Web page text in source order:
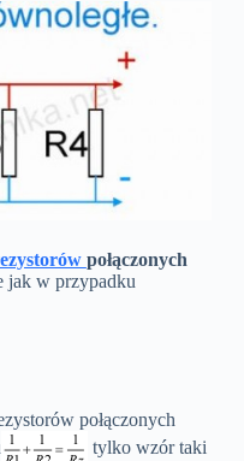
połączonych
jak w przypadku
połączonych
tylko wzór taki